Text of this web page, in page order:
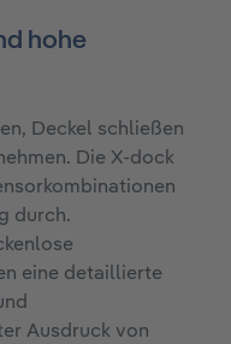
hohe
Deckel schließen
Die X-dock
durch.
eine detaillierte
Ausdruck von